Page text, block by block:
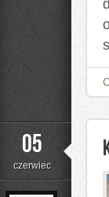
05
czerwiec